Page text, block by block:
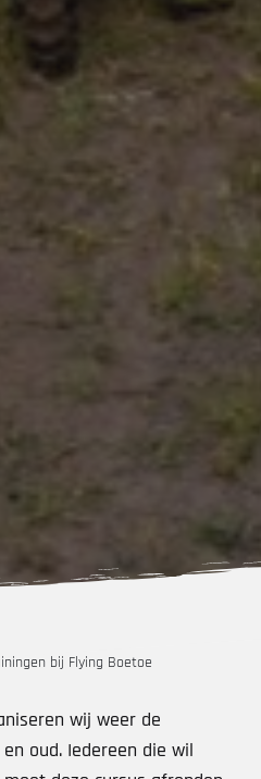
bij Flying Boetoe
wij weer de
oud. Iedereen die wil